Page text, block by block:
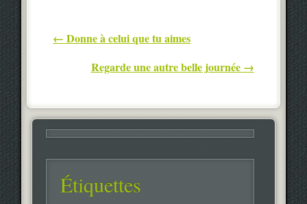
Post navigation
← Donne à celui que tu aimes
Regarde une autre belle journée →
Étiquettes